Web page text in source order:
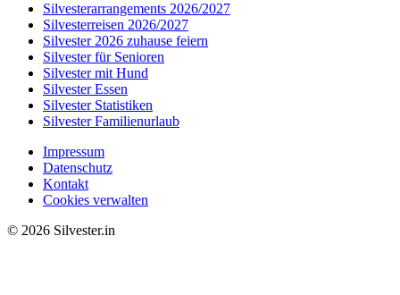
Silvesterarrangements 2026/2027
Silvesterreisen 2026/2027
Silvester 2026 zuhause feiern
Silvester für Senioren
Silvester mit Hund
Silvester Essen
Silvester Statistiken
Silvester Familienurlaub
Impressum
Datenschutz
Kontakt
Cookies verwalten
© 2026 Silvester.in